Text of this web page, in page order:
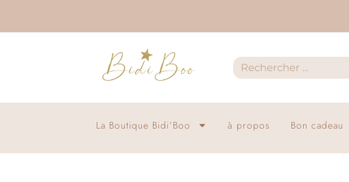
La Boutique Bidi’Boo à propos Bon cadeau